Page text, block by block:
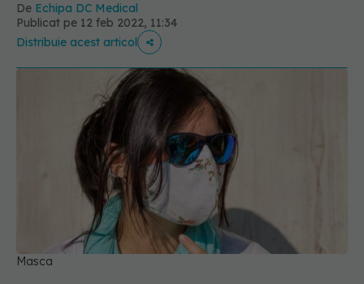
De Echipa DC Medical
Publicat pe 12 feb 2022, 11:34
Distribuie acest articol
Masca